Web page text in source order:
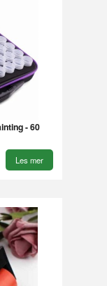
- 60
Les mer